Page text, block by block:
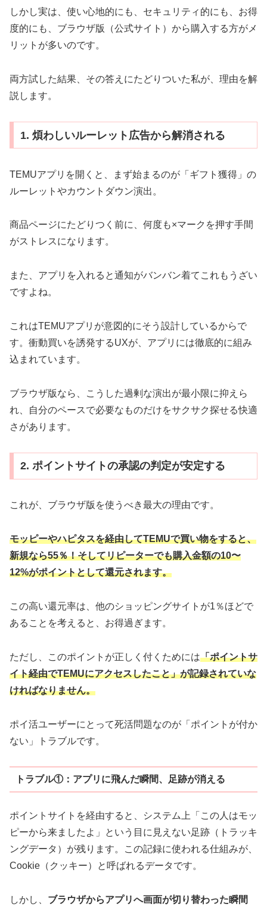
しかし実は、使い心地的にも、セキュリティ的にも、お得
度的にも、ブラウザ版（公式サイト）から購入する方がメ
リットが多いのです。
両方試した結果、その答えにたどりついた私が、理由を解
説します。
1. 煩わしいルーレット広告から解消される
TEMUアプリを開くと、まず始まるのが「ギフト獲得」の
ルーレットやカウントダウン演出。
商品ページにたどりつく前に、何度も×マークを押す手間
がストレスになります。
また、アプリを入れると通知がバンバン着てこれもうざい
ですよね。
これはTEMUアプリが意図的にそう設計しているからで
す。衝動買いを誘発するUXが、アプリには徹底的に組み
込まれています。
ブラウザ版なら、こうした過剰な演出が最小限に抑えら
れ、自分のペースで必要なものだけをサクサク探せる快適
さがあります。
2. ポイントサイトの承認の判定が安定する
これが、ブラウザ版を使うべき最大の理由です。
モッピーやハピタスを経由してTEMUで買い物をすると、
新規なら55％！そしてリピーターでも購入金額の10〜
12%がポイントとして還元されます。
この高い還元率は、他のショッピングサイトが1％ほどで
あることを考えると、お得過ぎます。
ただし、このポイントが正しく付くためには「ポイントサ
イト経由でTEMUにアクセスしたこと」が記録されていな
ければなりません。
ポイ活ユーザーにとって死活問題なのが「ポイントが付か
ない」トラブルです。
トラブル①：アプリに飛んだ瞬間、足跡が消える
ポイントサイトを経由すると、システム上「この人はモッ
ピーから来ましたよ」という目に見えない足跡（トラッキ
ングデータ）が残ります。この記録に使われる仕組みが、
Cookie（クッキー）と呼ばれるデータです。
しかし、 ブラウザからアプリへ画面が切り替わった瞬間